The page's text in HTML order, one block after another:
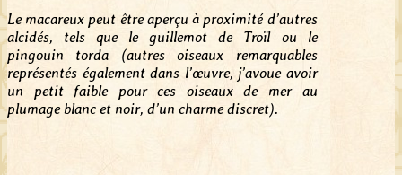
Le macareux peut être aperçu à proximité d’autres
alcidés, tels que le guillemot de Troïl ou le
pingouin torda (autres oiseaux remarquables
représentés également dans l’œuvre, j’avoue avoir
un petit faible pour ces oiseaux de mer au
plumage blanc et noir, d’un charme discret).